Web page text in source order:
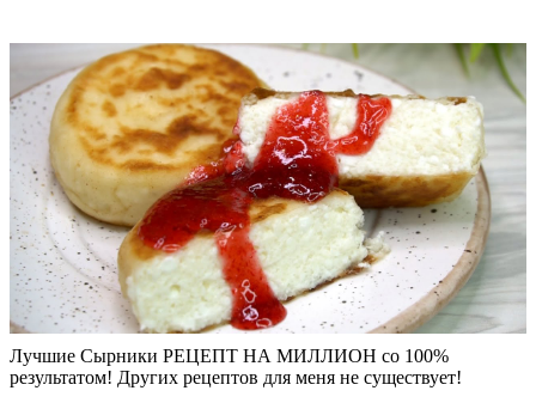
Лучшие Сырники РЕЦЕПТ НА МИЛЛИОН со 100%
результатом! Других рецептов для меня не существует!